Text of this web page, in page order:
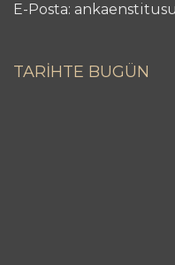
E-Posta:
TARİHTE BUGÜN